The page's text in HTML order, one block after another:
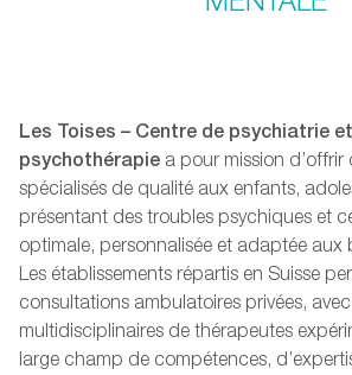
Les Toises – Centre de psychiatrie et
psychothérapie a pour mission d’offrir
spécialisés de qualité aux enfants,
présentant des troubles psychiques et
optimale, personnalisée et adaptée aux
Les établissements répartis en Suisse
consultations ambulatoires privées,
multidisciplinaires de thérapeutes
large champ de compétences,